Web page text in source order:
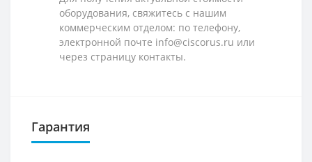
оборудования, свяжитесь с нашим
коммерческим отделом: по телефону,
электронной почте info@ciscorus.ru или
через страницу контакты.
Гарантия